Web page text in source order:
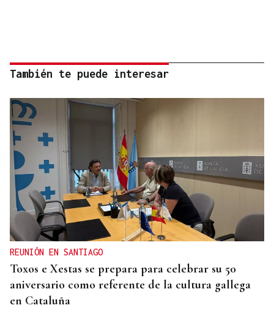
También te puede interesar
REUNIÓN EN SANTIAGO
Toxos e Xestas se prepara para celebrar su 50
aniversario como referente de la cultura gallega
en Cataluña